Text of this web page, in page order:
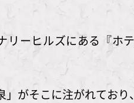
ーヒルズにある『ホ
がそこに注がれてお